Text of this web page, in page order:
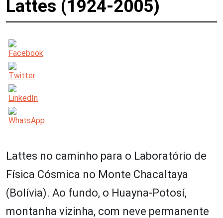
Lattes (1924-2005)
Lattes no caminho para o Laboratório de
Física Cósmica no Monte Chacaltaya
(Bolívia). Ao fundo, o Huayna-Potosí,
montanha vizinha, com neve permanente